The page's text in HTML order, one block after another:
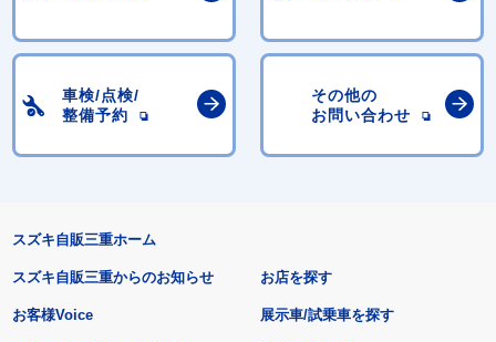
車検/点検/
整備予約
その他の
お問い合わせ
スズキ自販三重ホーム
スズキ自販三重からのお知らせ
お客様Voice
お店を探す
展示車/試乗車を探す